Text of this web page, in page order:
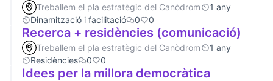
Treballem el pla estratègic del Canòdrom
1 any
Dinamització i facilitació
0 0
Recerca + residències (comunicació)
Treballem el pla estratègic del Canòdrom
1 any
Residències
0 0
Idees per la millora democràtica